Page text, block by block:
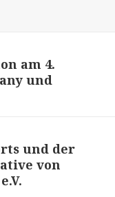
am 4.
und
und der
von